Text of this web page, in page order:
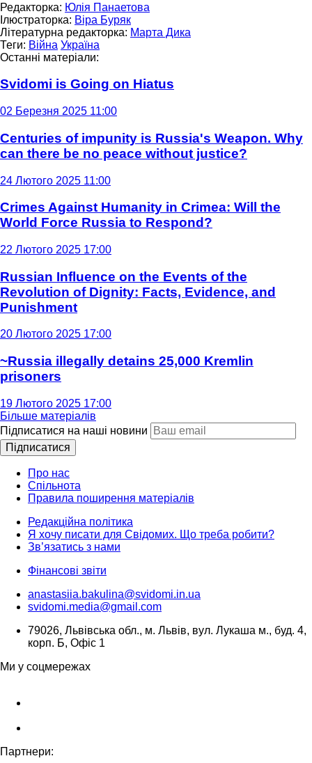
Редакторка: Юлія Панаетова
Ілюстраторка: Віра Буряк
Літературна редакторка: Марта Дика
Теги: Війна Україна
Останні матеріали:
Svidomi is Going on Hiatus
02 Березня 2025 11:00
Centuries of impunity is Russia's Weapon. Why
can there be no peace without justice?
24 Лютого 2025 11:00
Crimes Against Humanity in Crimea: Will the
World Force Russia to Respond?
22 Лютого 2025 17:00
Russian Influence on the Events of the
Revolution of Dignity: Facts, Evidence, and
Punishment
20 Лютого 2025 17:00
~Russia illegally detains 25,000 Kremlin
prisoners
19 Лютого 2025 17:00
Більше матеріалів
Підписатися на наші новини
Підписатися
Про нас
Спільнота
Правила поширення матеріалів
Редакційна політика
Я хочу писати для Свідомих. Що треба робити?
Зв’язатись з нами
Фінансові звіти
anastasiia.bakulina@svidomi.in.ua
svidomi.media@gmail.com
79026, Львівська обл., м. Львів, вул. Лукаша м., буд. 4,
корп. Б, Офіс 1
Ми у соцмережах
Партнери: